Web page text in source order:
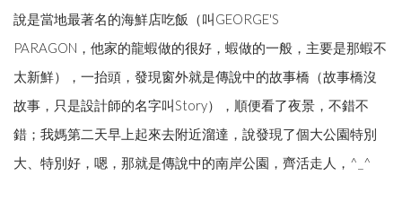
說是當地最著名的海鮮店吃飯（叫GEORGE'S
PARAGON，他家的龍蝦做的很好，蝦做的一般，主要是那蝦不
太新鮮），一抬頭，發現窗外就是傳說中的故事橋（故事橋沒
故事，只是設計師的名字叫Story），順便看了夜景，不錯不
錯；我媽第二天早上起來去附近溜達，說發現了個大公園特別
大、特別好，嗯，那就是傳說中的南岸公園，齊活走人，^_^